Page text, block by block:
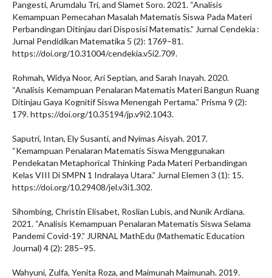
Pangesti, Arumdalu Tri, and Slamet Soro. 2021. “Analisis
Kemampuan Pemecahan Masalah Matematis Siswa Pada Materi
Perbandingan Ditinjau dari Disposisi Matematis.” Jurnal Cendekia :
Jurnal Pendidikan Matematika 5 (2): 1769–81.
https://doi.org/10.31004/cendekia.v5i2.709.
Rohmah, Widya Noor, Ari Septian, and Sarah Inayah. 2020.
“Analisis Kemampuan Penalaran Matematis Materi Bangun Ruang
Ditinjau Gaya Kognitif Siswa Menengah Pertama.” Prisma 9 (2):
179. https://doi.org/10.35194/jp.v9i2.1043.
Saputri, Intan, Ely Susanti, and Nyimas Aisyah. 2017.
“Kemampuan Penalaran Matematis Siswa Menggunakan
Pendekatan Metaphorical Thinking Pada Materi Perbandingan
Kelas VIII Di SMPN 1 Indralaya Utara.” Jurnal Elemen 3 (1): 15.
https://doi.org/10.29408/jel.v3i1.302.
Sihombing, Christin Elisabet, Roslian Lubis, and Nunik Ardiana.
2021. “Analisis Kemampuan Penalaran Matematis Siswa Selama
Pandemi Covid-19.” JURNAL MathEdu (Mathematic Education
Journal) 4 (2): 285–95.
Wahyuni, Zulfa, Yenita Roza, and Maimunah Maimunah. 2019.